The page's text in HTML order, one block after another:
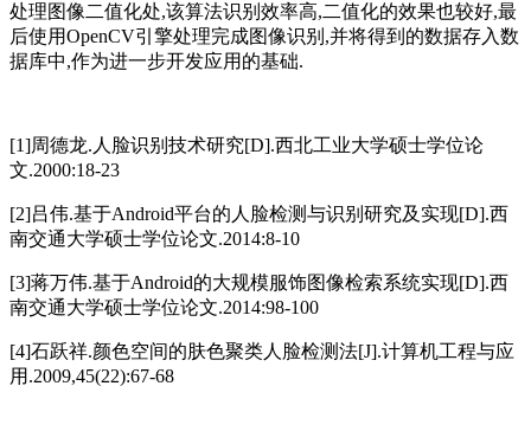
处理图像二值化处,该算法识别效率高,二值化的效果也较好,最
后使用OpenCV引擎处理完成图像识别,并将得到的数据存入数
据库中,作为进一步开发应用的基础.
[1]周德龙.人脸识别技术研究[D].西北工业大学硕士学位论
文.2000:18-23
[2]吕伟.基于Android平台的人脸检测与识别研究及实现[D].西
南交通大学硕士学位论文.2014:8-10
[3]蒋万伟.基于Android的大规模服饰图像检索系统实现[D].西
南交通大学硕士学位论文.2014:98-100
[4]石跃祥.颜色空间的肤色聚类人脸检测法[J].计算机工程与应
用.2009,45(22):67-68